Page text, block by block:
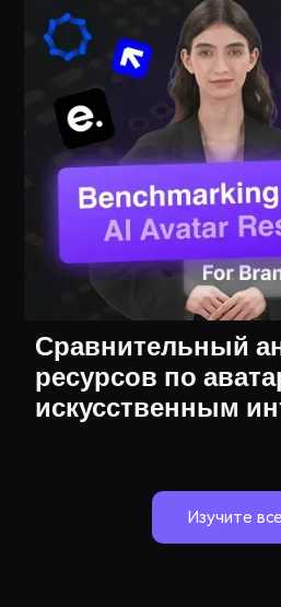
Сравнительный
ресурсов по
искусственным
Изучите все